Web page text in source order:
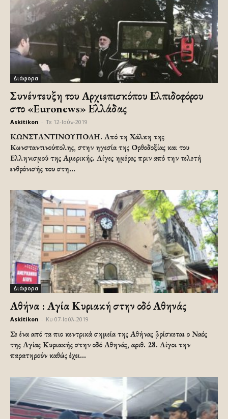
Διάφορα
Συνέντευξη του Αρχιεπισκόπου Ελπιδοφόρου
στο «Euronews» Ελλάδας
Askitikon Τε 12-Ιούν-2019
ΚΩΝΣΤΑΝΤΙΝΟΥΠΟΛΗ. Από τη Χάλκη της
Κωνσταντινούπολης, στην ηγεσία της Ορθοδοξίας και του
Ελληνισμού της Αμερικής. Λίγες ημέρες πριν από την τελετή
ενθρόνισής του στη...
Διάφορα
Αθήνα : Αγία Κυριακή στην οδό Αθηνάς
Askitikon Κυ 07-Ιούλ-2019
Σε ένα από τα πιο κεντρικά σημεία της Αθήνας βρίσκεται ο Ναός
της Αγίας Κυριακής στην οδό Αθηνάς, αριθ. 28. Λίγοι την
παρατηρούν καθώς έχει...